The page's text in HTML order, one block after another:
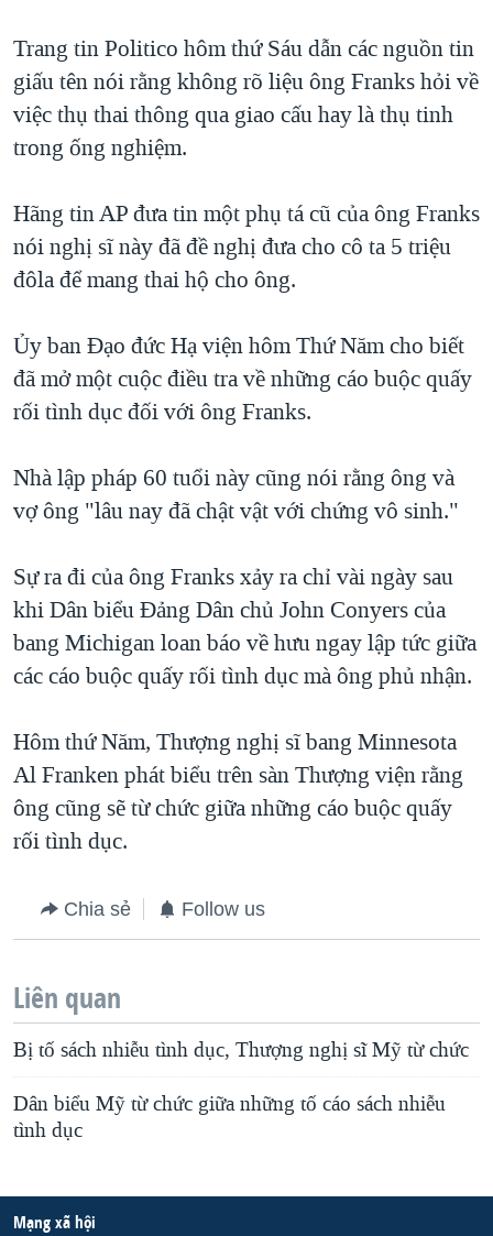
Trang tin Politico hôm thứ Sáu dẫn các nguồn tin
giấu tên nói rằng không rõ liệu ông Franks hỏi về
việc thụ thai thông qua giao cấu hay là thụ tinh
trong ống nghiệm.
Hãng tin AP đưa tin một phụ tá cũ của ông Franks
nói nghị sĩ này đã đề nghị đưa cho cô ta 5 triệu
đôla để mang thai hộ cho ông.
Ủy ban Đạo đức Hạ viện hôm Thứ Năm cho biết
đã mở một cuộc điều tra về những cáo buộc quấy
rối tình dục đối với ông Franks.
Nhà lập pháp 60 tuổi này cũng nói rằng ông và
vợ ông "lâu nay đã chật vật với chứng vô sinh."
Sự ra đi của ông Franks xảy ra chỉ vài ngày sau
khi Dân biểu Đảng Dân chủ John Conyers của
bang Michigan loan báo về hưu ngay lập tức giữa
các cáo buộc quấy rối tình dục mà ông phủ nhận.
Hôm thứ Năm, Thượng nghị sĩ bang Minnesota
Al Franken phát biểu trên sàn Thượng viện rằng
ông cũng sẽ từ chức giữa những cáo buộc quấy
rối tình dục.
Chia sẻ Follow us
Liên quan
Bị tố sách nhiễu tình dục, Thượng nghị sĩ Mỹ từ chức
Dân biểu Mỹ từ chức giữa những tố cáo sách nhiễu
tình dục
Mạng xã hội